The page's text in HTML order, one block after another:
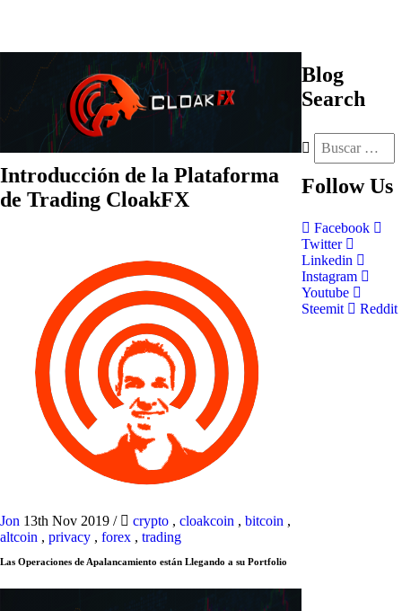
Introducción de la Plataforma
de Trading CloakFX
Jon 13th Nov 2019 / crypto , cloakcoin , bitcoin ,
altcoin , privacy , forex , trading
Las Operaciones de Apalancamiento están Llegando a su Portfolio
Blog
Search
Follow Us
Facebook
Twitter
Linkedin
Instagram
Youtube
Steemit
Reddit